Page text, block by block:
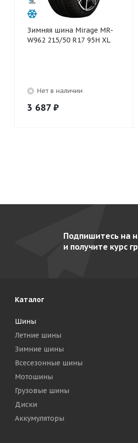
Зимняя шина Mirage MR-
W962 215/50 R17 95H XL
Нет в наличии
3 687 ₽
Подпишитесь на
и получите курс
Каталог
Шины
Летние шины
Зимние шины
Всесезонные шины
Мотошины
Грузовые шины
Диски
Аккумуляторы